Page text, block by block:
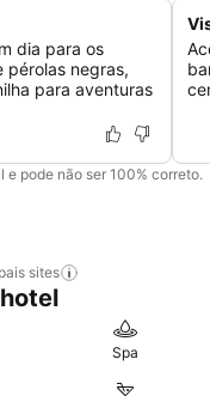
dia para os
pérolas negras,
para aventuras
pode não ser 100% correto.
sites
Spa